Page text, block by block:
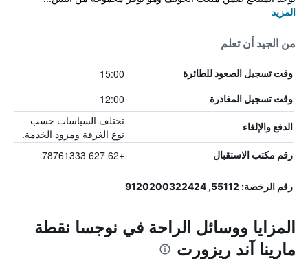
المزيد
من الجيد أن تعلم
وقت تسجيل الصعود للطائرة 15:00
وقت تسجيل المغادرة 12:00
الدفع والإلغاء
تختلف السياسات حسب
نوع الغرفة ومزود الخدمة.
رقم مكتب الاستقبال +62 627 78761333
رقم الرخصة: 55112, 9120200322424
المزايا ووسائل الراحة في نوجسا نقطة
مارينا آند ريزورت